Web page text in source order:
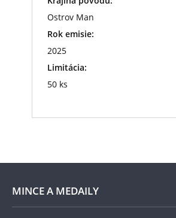
Ostrov Man
Rok emisie:
2025
Limitácia:
50 ks
MINCE A MEDAILY